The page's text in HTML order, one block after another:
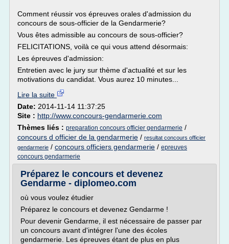
Comment réussir vos épreuves orales d'admission du
concours de sous-officier de la Gendarmerie?
Vous êtes admissible au concours de sous-officier?
FELICITATIONS, voilà ce qui vous attend désormais:
Les épreuves d'admission:
Entretien avec le jury sur thème d'actualité et sur les
motivations du candidat. Vous aurez 10 minutes...
Lire la suite
Date: 2014-11-14 11:37:25
Site : http://www.concours-gendarmerie.com
Thèmes liés : preparation concours officier gendarmerie /
concours d officier de la gendarmerie / resultat concours officier
gendarmerie / concours officiers gendarmerie / epreuves
concours gendarmerie
Préparez le concours et devenez
Gendarme - diplomeo.com
où vous voulez étudier
Préparez le concours et devenez Gendarme !
Pour devenir Gendarme, il est nécessaire de passer par
un concours avant d'intégrer l'une des écoles
gendarmerie. Les épreuves étant de plus en plus